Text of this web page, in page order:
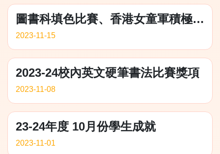
圖書科填色比賽、香港女童軍積極領袖獎
2023-11-15
2023-24校內英文硬筆書法比賽獎項
2023-11-08
23-24年度 10月份學生成就
2023-11-01